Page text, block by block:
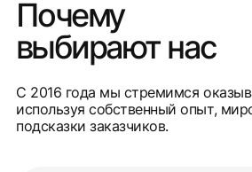
Почему
выбирают нас
С 2016 года мы стремимся
используя собственный опыт,
подсказки заказчиков.